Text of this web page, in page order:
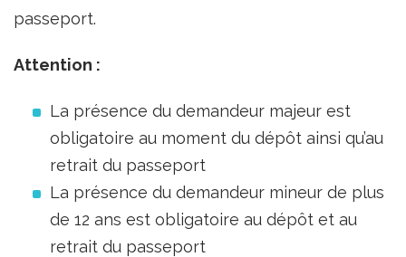
passeport.
Attention :
La présence du demandeur majeur est
obligatoire au moment du dépôt ainsi qu’au
retrait du passeport
La présence du demandeur mineur de plus
de 12 ans est obligatoire au dépôt et au
retrait du passeport